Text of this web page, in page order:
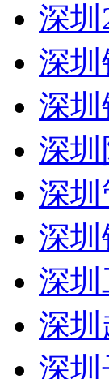
深圳
深圳
深圳
深
深圳
深圳
深圳
深
深